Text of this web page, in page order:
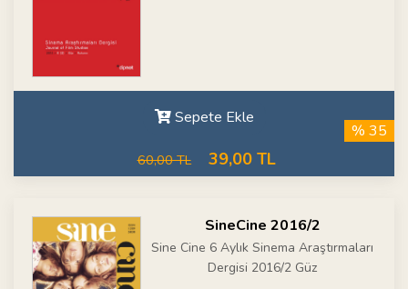
Sepete Ekle
60,00 TL 39,00 TL
% 35
SineCine 2016/2
Sine Cine 6 Aylık Sinema Araştırmaları
Dergisi 2016/2 Güz